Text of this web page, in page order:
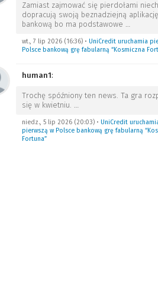
Zamiast zajmować się pierdołami niech
dopracują swoją beznadziejną aplikację
bankową bo ma podstawowe …
wt., 7 lip 2026 (16:36)• UniCredit uruchamia
Polsce bankową grę fabularną “Kosmiczna
human1:
Trochę spóźniony ten news. Ta gra
się w kwietniu. …
niedz., 5 lip 2026 (20:03)• UniCredit
pierwszą w Polsce bankową grę fabularną
Fortuna”